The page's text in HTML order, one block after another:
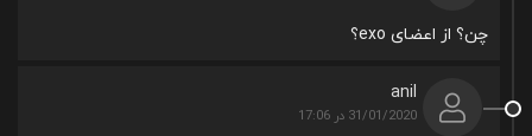
چن؟ از اعضای exo؟
anil
31/01/2020 در 17:06